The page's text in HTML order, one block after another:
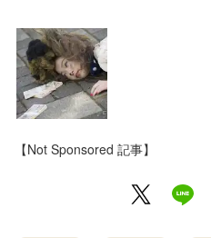
【Not Sponsored 記事】